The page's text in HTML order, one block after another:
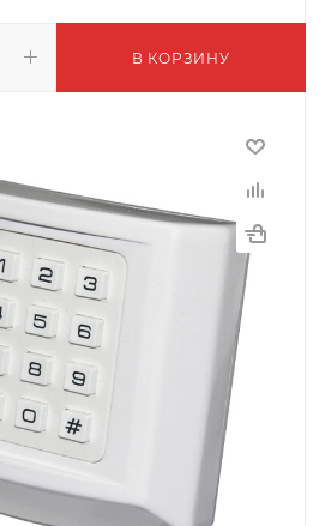
В КОРЗИНУ